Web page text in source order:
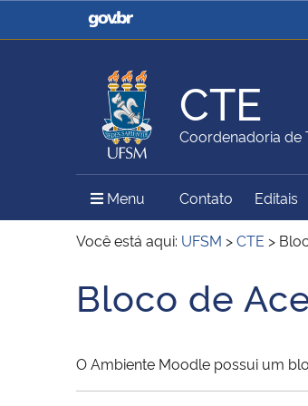
Casa Civil
Ministério da Agricultura,
Pecuária e Abastecimento
Ministério do Meio Ambiente
Secretaria de Governo
CTE
Coordenadoria de
Menu Menu Principal do Sítio
Contato Editais
Você está aqui: UFSM >CTE >
Início do conteúdo
Bloco de
O Ambiente Moodle possui um